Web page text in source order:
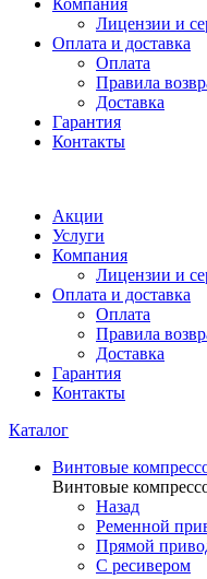
Компания
Лицензии и
Оплата и доставка
Оплата
Правила
Доставка
Гарантия
Контакты
Акции
Услуги
Компания
Лицензии и
Оплата и доставка
Оплата
Правила
Доставка
Гарантия
Контакты
Каталог
Винтовые
Винтовые
Назад
Ременной
Прямой
С ресивером